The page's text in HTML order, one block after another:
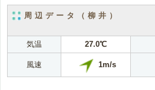
周辺データ（柳井）
気温 27.0℃
風速 1m/s